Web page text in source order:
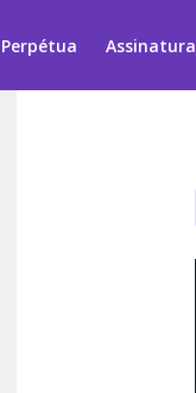
Assinatura